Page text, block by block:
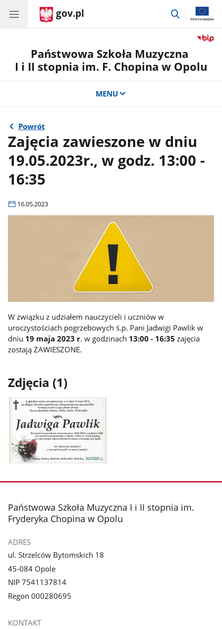
gov.pl
przejdź
Państwowa Szkoła Muzyczna
I i II stopnia im. F. Chopina w Opolu
MENU
Powrót
Zajęcia zawieszone w dniu
19.05.2023r., w godz. 13:00 -
16:35
16.05.2023
W związku z udziałem nauczycieli i uczniów w
uroczystościach pogrzebowych ś.p. Pani Jadwigi Pawlik w
dniu 19 maja 2023 r. w godzinach 13:00 - 16:35 zajęcia
zostają ZAWIESZONE.
Zdjęcia (1)
zdjęcie
galerii.
stopka
Państwowa Szkoła Muzyczna I i II stopnia im.
Fryderyka Chopina w Opolu
ADRES
ul. Strzelców Bytomskich 18
45-084 Opole
NIP 7541137814
Regon 000280695
KONTAKT